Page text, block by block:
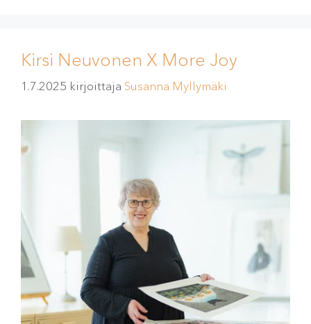
Kirsi Neuvonen X More Joy
1.7.2025 kirjoittaja Susanna Myllymäki